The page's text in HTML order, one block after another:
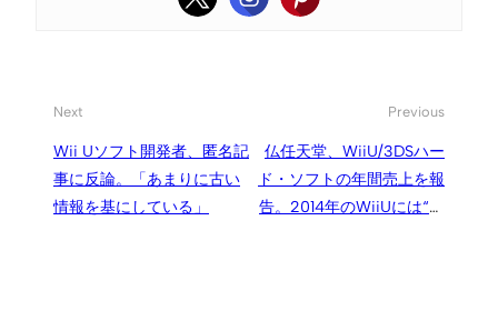
Next
Wii Uソフト開発者、匿名記
事に反論。「あまりに古い
情報を基にしている」
Previous
仏任天堂、WiiU/3DSハー
ド・ソフトの年間売上を報
告。2014年のWiiUには“未